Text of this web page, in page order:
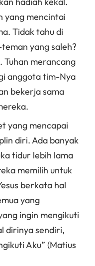
yang mencintai
Tidak tahu di
yang saleh?
Tuhan merancang
anggota tim-Nya
bekerja sama
yang mencapai
diri. Ada banyak
tidur lebih lama
memilih untuk
berkata hal
yang
ingin mengikuti
dirinya sendiri,
Aku” (Matius